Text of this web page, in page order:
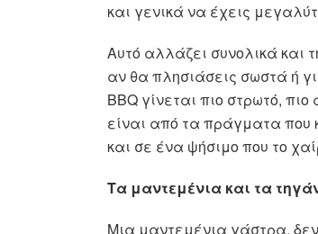
και γενικά να έχεις
Αυτό αλλάζει συνολικά και
αν θα πλησιάσεις σωστά ή
BBQ γίνεται πιο στρωτό,
είναι από τα πράγματα που
και σε ένα ψήσιμο που το
Τα μαντεμένια και τα
Μια μαντεμένια γάστρα,